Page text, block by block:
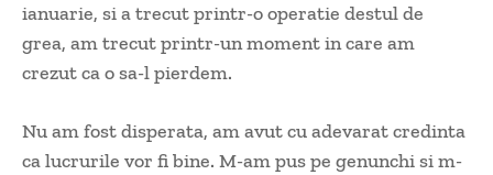
ianuarie, si a trecut printr-o operatie destul de
grea, am trecut printr-un moment in care am
crezut ca o sa-l pierdem.
Nu am fost disperata, am avut cu adevarat credinta
ca lucrurile vor fi bine. M-am pus pe genunchi si m-